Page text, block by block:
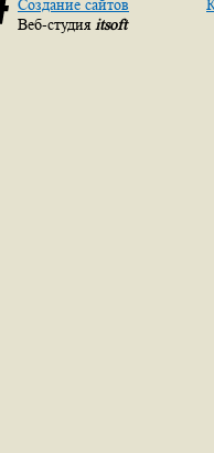
Создание сайтов
Веб-студия itsoft